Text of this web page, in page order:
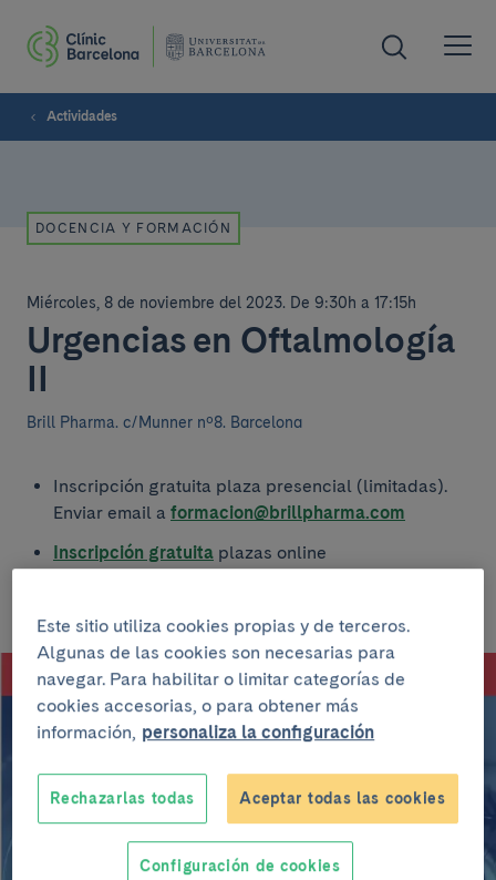
Actividades
DOCENCIA Y FORMACIÓN
Miércoles, 8 de noviembre del 2023. De 9:30h a 17:15h
Urgencias en Oftalmología
II
Brill Pharma. c/Munner nº8. Barcelona
Inscripción gratuita plaza presencial (limitadas).
Enviar email a formacion@brillpharma.com
Inscripción gratuita plazas online
Este sitio utiliza cookies propias y de terceros.
Algunas de las cookies son necesarias para
navegar. Para habilitar o limitar categorías de
cookies accesorias, o para obtener más
información, personaliza la configuración
Rechazarlas todas Aceptar todas las cookies
Configuración de cookies